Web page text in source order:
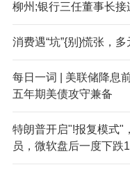
柳州;银行三任董事长
消费遇“坑”{别}慌张，
每日一词 | 美联储降息
五年期美债攻守兼备
特朗普开启"!报复模式"
员，微软盘后一度下跌